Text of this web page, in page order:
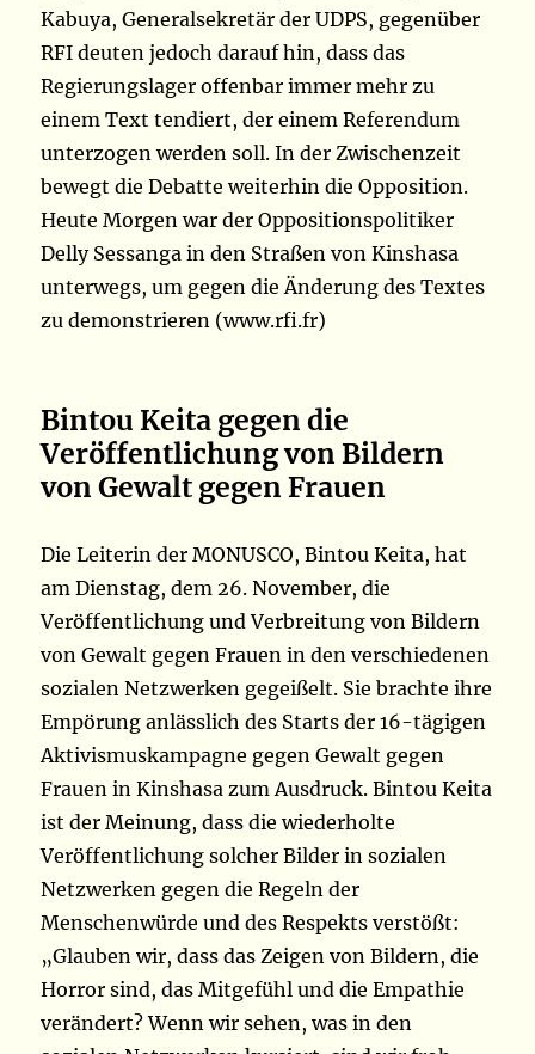
Kabuya, Generalsekretär der UDPS, gegenüber
RFI deuten jedoch darauf hin, dass das
Regierungslager offenbar immer mehr zu
einem Text tendiert, der einem Referendum
unterzogen werden soll. In der Zwischenzeit
bewegt die Debatte weiterhin die Opposition.
Heute Morgen war der Oppositionspolitiker
Delly Sessanga in den Straßen von Kinshasa
unterwegs, um gegen die Änderung des Textes
zu demonstrieren (www.rfi.fr)
Bintou Keita gegen die
Veröffentlichung von Bildern
von Gewalt gegen Frauen
Die Leiterin der MONUSCO, Bintou Keita, hat
am Dienstag, dem 26. November, die
Veröffentlichung und Verbreitung von Bildern
von Gewalt gegen Frauen in den verschiedenen
sozialen Netzwerken gegeißelt. Sie brachte ihre
Empörung anlässlich des Starts der 16-tägigen
Aktivismuskampagne gegen Gewalt gegen
Frauen in Kinshasa zum Ausdruck. Bintou Keita
ist der Meinung, dass die wiederholte
Veröffentlichung solcher Bilder in sozialen
Netzwerken gegen die Regeln der
Menschenwürde und des Respekts verstößt:
„Glauben wir, dass das Zeigen von Bildern, die
Horror sind, das Mitgefühl und die Empathie
verändert? Wenn wir sehen, was in den